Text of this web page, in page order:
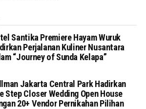
Santika Premiere Hayam Wuruk
Perjalanan Kuliner Nusantara
“Journey of Sunda Kelapa”
Jakarta Central Park Hadirkan
Step Closer Wedding Open House
20+ Vendor Pernikahan Pilihan